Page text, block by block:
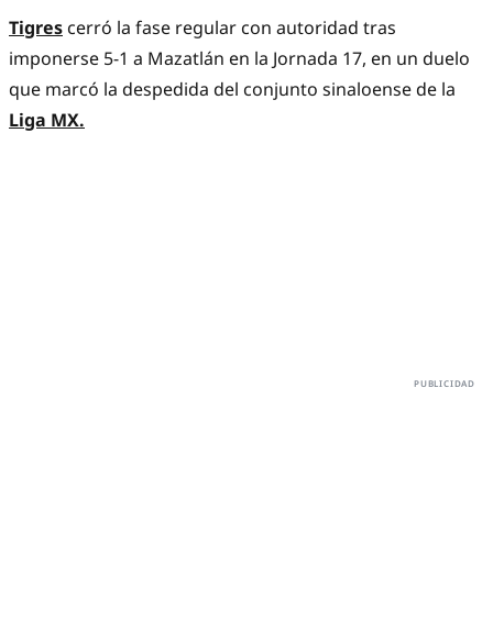
Tigres cerró la fase regular con autoridad tras
imponerse 5-1 a Mazatlán en la Jornada 17, en un duelo
que marcó la despedida del conjunto sinaloense de la
Liga MX.